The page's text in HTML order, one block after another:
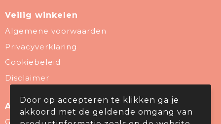
Veilig winkelen
Algemene voorwaarden
Privacyverklaring
Cookiebeleid
Disclaimer
Aanbevolen categorieën
Give Aways
Door op accepteren te klikken ga je
akkoord met de geldende omgang van